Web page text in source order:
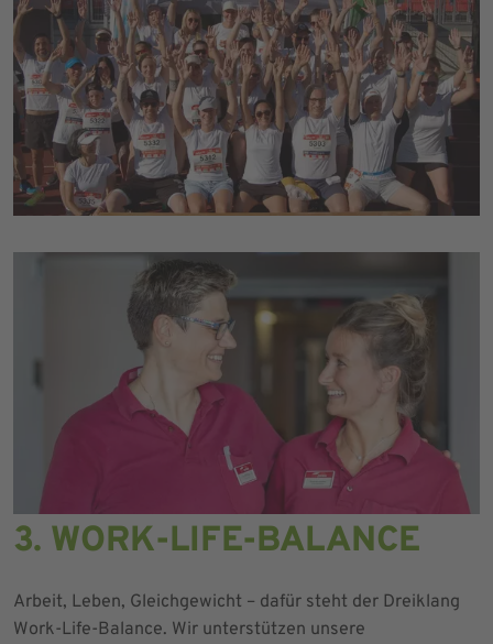
3. WORK-LIFE-BALANCE
Arbeit, Leben, Gleichgewicht – dafür steht der Dreiklang
Work-Life-Balance. Wir unterstützen unsere